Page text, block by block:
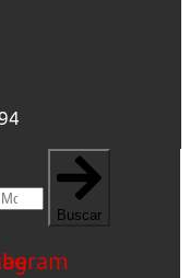
Buscar